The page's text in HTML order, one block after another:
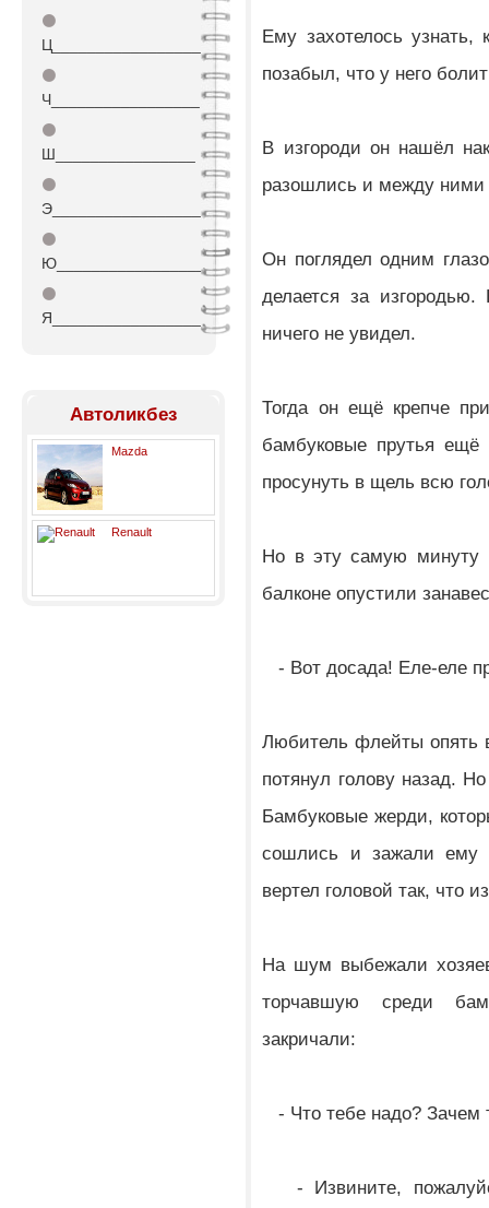
⚫
Ц_________________
⚫
Ч_________________
⚫
Ш________________
⚫
Э_________________
⚫
Ю_________________
⚫
Я_________________
Автоликбез
Mazda
Renault
Ему захотелось узнать,
позабыл, что у него
В изгороди он нашёл
разошлись и между ними
Он поглядел одним
делается за
ничего не увидел.
Тогда он ещё крепче
бамбуковые прутья
просунуть в щель всю
Но в эту самую минуту
балконе опустили
- Вот досада! Еле-еле
Любитель флейты опять
потянул голову назад.
Бамбуковые жерди,
сошлись и зажали ему
вертел головой так, что
На шум выбежали
торчавшую среди
закричали:
- Что тебе надо? Зачем
- Извините,